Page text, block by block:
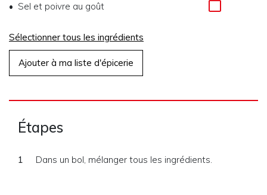
Sel et poivre au goût
Sélectionner tous les ingrédients
Ajouter à ma liste d'épicerie
Étapes
Dans un bol, mélanger tous les ingrédients.